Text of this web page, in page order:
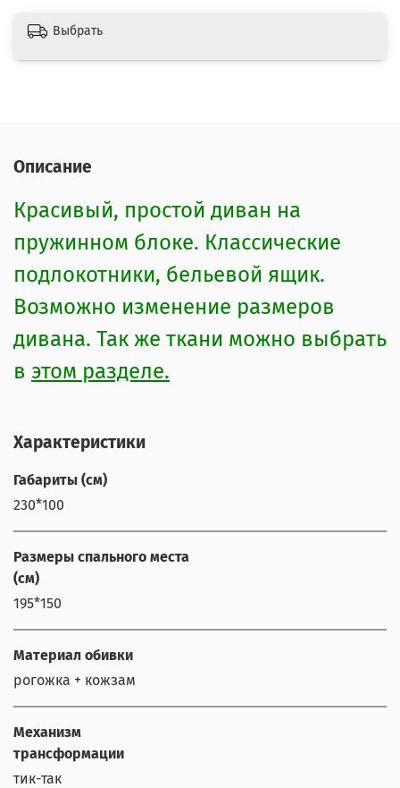
Выбрать
Описание
Красивый, простой диван на
пружинном блоке. Классические
подлокотники, бельевой ящик.
Возможно изменение размеров
дивана. Так же ткани можно выбрать
в этом разделе.
Характеристики
Габариты (см)
230*100
Размеры спального места
(см)
195*150
Материал обивки
рогожка + кожзам
Механизм
трансформации
тик-так